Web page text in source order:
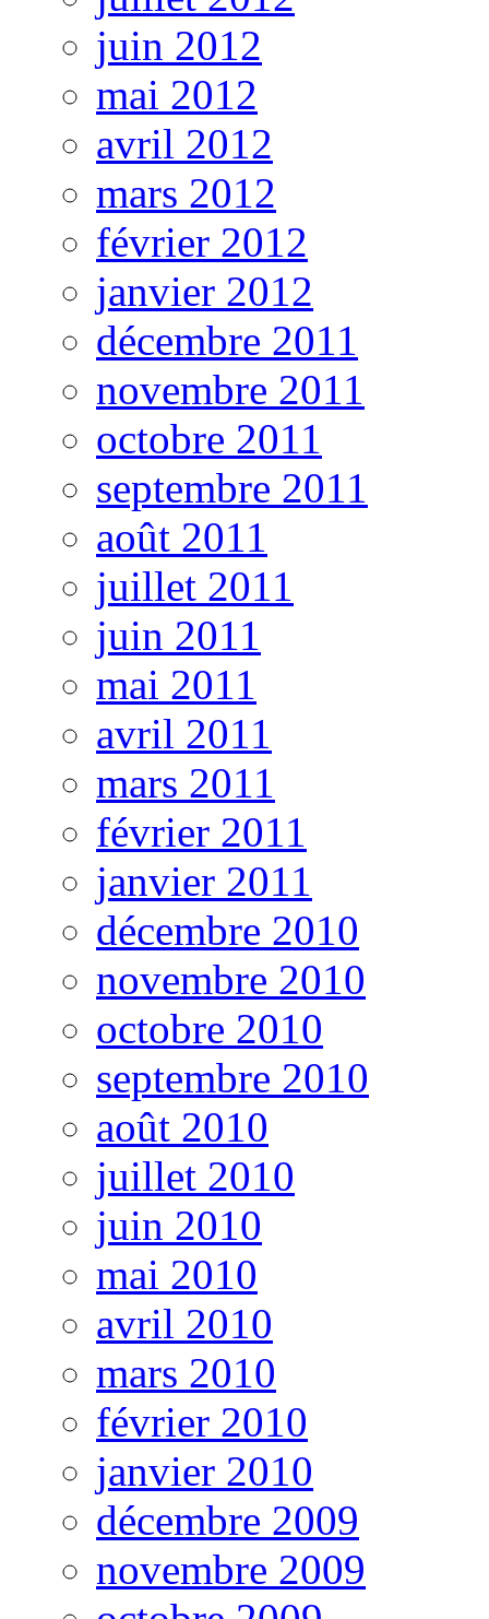
juin 2012
mai 2012
avril 2012
mars 2012
février 2012
janvier 2012
décembre 2011
novembre 2011
octobre 2011
septembre 2011
août 2011
juillet 2011
juin 2011
mai 2011
avril 2011
mars 2011
février 2011
janvier 2011
décembre 2010
novembre 2010
octobre 2010
septembre 2010
août 2010
juillet 2010
juin 2010
mai 2010
avril 2010
mars 2010
février 2010
janvier 2010
décembre 2009
novembre 2009